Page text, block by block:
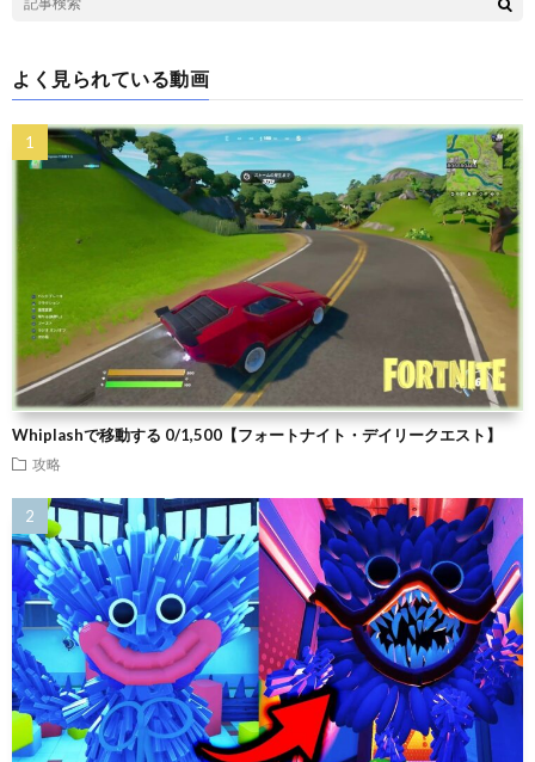
よく見られている動画
Whiplashで移動する 0/1,500【フォートナイト・デイリークエスト】
攻略